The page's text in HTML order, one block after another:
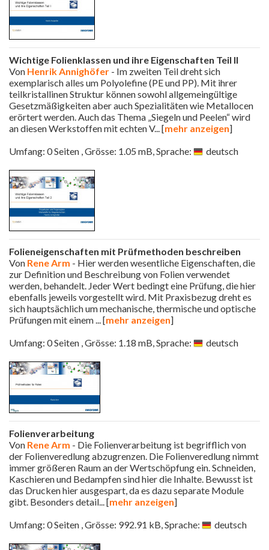
Wichtige Folienklassen und ihre Eigenschaften Teil II
Von Henrik Annighöfer - Im zweiten Teil dreht sich
exemplarisch alles um Polyolefine (PE und PP). Mit ihrer
teilkristallinen Struktur können sowohl allgemeingültige
Gesetzmäßigkeiten aber auch Spezialitäten wie Metallocen
erörtert werden. Auch das Thema „Siegeln und Peelen“ wird
an diesen Werkstoffen mit echten V... [mehr anzeigen]
Umfang: 0 Seiten , Grösse: 1.05 mB, Sprache:
deutsch
Folieneigenschaften mit Prüfmethoden beschreiben
Von Rene Arm - Hier werden wesentliche Eigenschaften, die
zur Definition und Beschreibung von Folien verwendet
werden, behandelt. Jeder Wert bedingt eine Prüfung, die hier
ebenfalls jeweils vorgestellt wird. Mit Praxisbezug dreht es
sich hauptsächlich um mechanische, thermische und optische
Prüfungen mit einem... [mehr anzeigen]
Umfang: 0 Seiten , Grösse: 1.18 mB, Sprache:
deutsch
Folienverarbeitung
Von Rene Arm - Die Folienverarbeitung ist begrifflich von
der Folienveredlung abzugrenzen. Die Folienveredlung nimmt
immer größeren Raum an der Wertschöpfung ein. Schneiden,
Kaschieren und Bedampfen sind hier die Inhalte. Bewusst ist
das Drucken hier ausgespart, da es dazu separate Module
gibt. Besonders detail... [mehr anzeigen]
Umfang: 0 Seiten , Grösse: 992.91 kB, Sprache:
deutsch